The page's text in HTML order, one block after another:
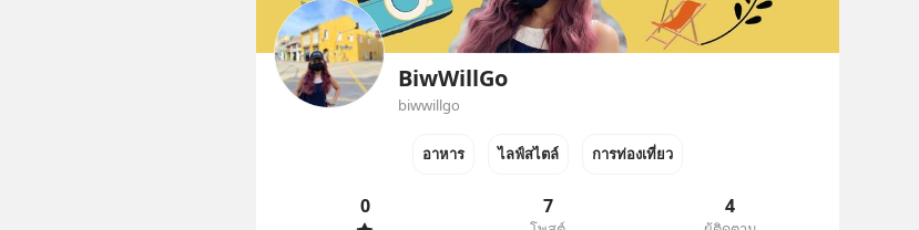
BiwWillGo
biwwillgo
อาหาร ไลฟ์สไตล์ การท่องเที่ยว
0 7 4